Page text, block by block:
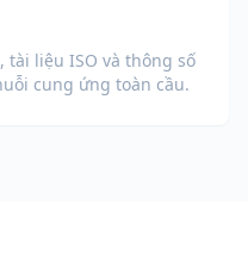
tài liệu ISO và thông số
cung ứng toàn cầu.